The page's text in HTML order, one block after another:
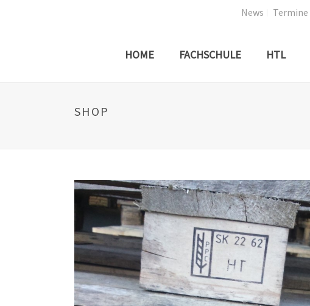
News Termine
HOME FACHSCHULE HTL
SHOP